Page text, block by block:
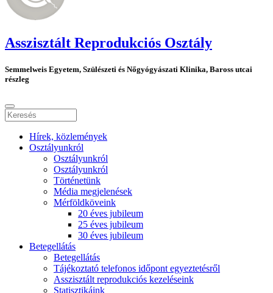
Asszisztált Reprodukciós Osztály
Semmelweis Egyetem, Szülészeti és Nőgyógyászati Klinika, Baross utcai
részleg
Hírek, közlemények
Osztályunkról
Osztályunkról
Osztályunkról
Történetünk
Média megjelenések
Mérföldköveink
20 éves jubileum
25 éves jubileum
30 éves jubileum
Betegellátás
Betegellátás
Tájékoztató telefonos időpont egyeztetésről
Asszisztált reprodukciós kezeléseink
Statisztikáink